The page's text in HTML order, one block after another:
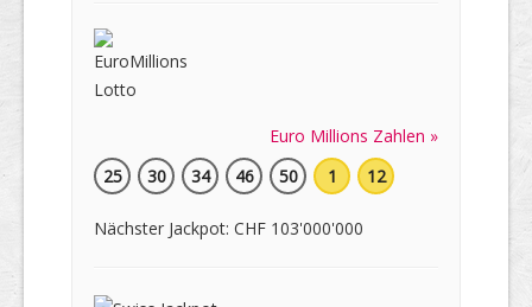
Euro Millions Zahlen »
25
30 34 46 50 1 12
Nächster Jackpot: CHF 103'000'000